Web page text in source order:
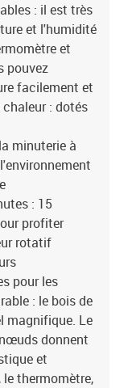
: il est très
et l'humidité
et
pouvez
facilement et
: dotés
minuterie à
: 15
profiter
rotatif
pour les
: le bois de
magnifique. Le
donnent
et
thermomètre,